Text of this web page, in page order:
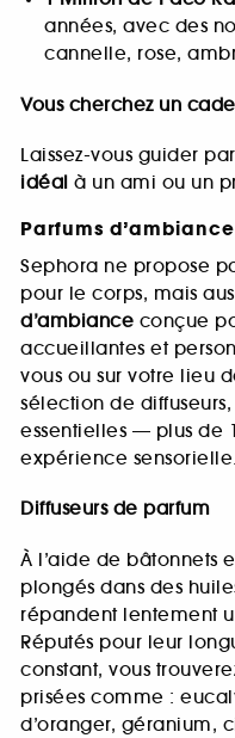
années, avec des
cannelle, rose,
Vous cherchez un
Laissez-vous guider
idéal à un ami ou un
Parfums
Sephora ne propose
pour le corps, mais
d’ambiance conçue
accueillantes et
vous ou sur votre lieu
sélection de
essentielles — plus de
expérience sensorielle.
Diffuseurs de parfum
À l’aide de bâtonnets
plongés dans des
répandent lentement
Réputés pour leur
constant, vous
prisées comme :
d’oranger, géranium,